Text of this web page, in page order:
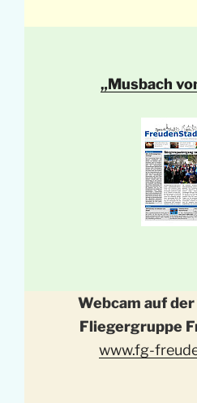
„Musbach
Webcam auf
Fliegergruppe
www.fg-